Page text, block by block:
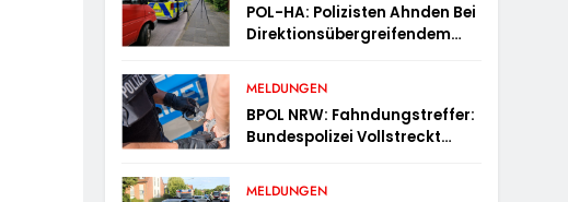
POL-HA: Polizisten Ahnden Bei
Direktionsübergreifendem
Verstöße
MELDUNGEN
BPOL NRW: Fahndungstreffer:
Bundespolizei Vollstreckt
MELDUNGEN